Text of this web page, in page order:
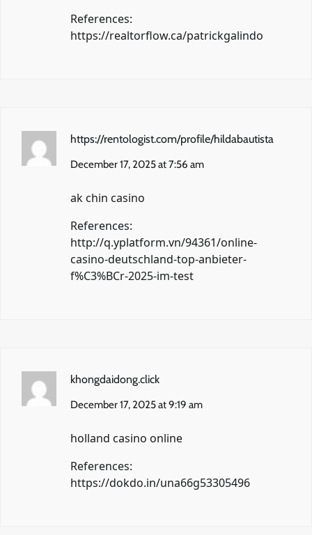
References:
https://realtorflow.ca/patrickgalindo
https://rentologist.com/profile/hildabautista
December 17, 2025 at 7:56 am
ak chin casino
References:
http://q.yplatform.vn/94361/online-
casino-deutschland-top-anbieter-
f%C3%BCr-2025-im-test
khongdaidong.click
December 17, 2025 at 9:19 am
holland casino online
References:
https://dokdo.in/una66g53305496